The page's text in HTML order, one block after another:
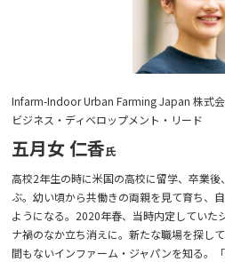
Infarm-Indoor Urban Farming Japan 株式
ビジネス・ディベロップメント・リード
五月女 仁香
高校2年生の時に米国の高校に留学、卒業
ぶ。幼い頃から共働きの両親を見て育ち、
ようになる。2020年春、当時内定していた
ナ禍のなか立ち消えに。新たな職場を探し
間もないインファーム・ジャパンを知る。